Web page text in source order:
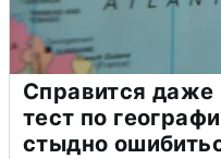
Справится даже
тест по
стыдно